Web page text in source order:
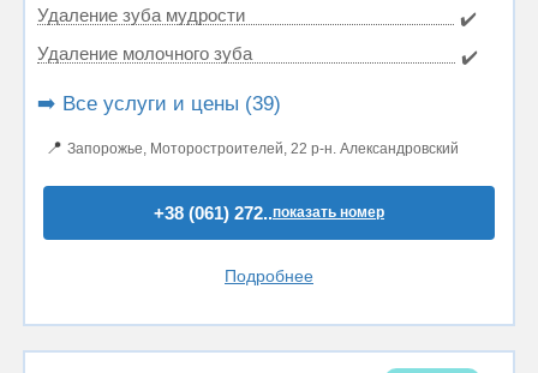
Удаление зуба мудрости
✔️
Удаление молочного зуба
✔️
➡️ Все услуги и цены (39)
📍 Запорожье, Моторостроителей, 22 р-н. Александровский
+38 (061) 272..показать номер
Подробнее